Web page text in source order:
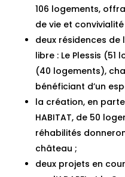
106 logements,
de vie et convivialité
deux résidences
libre : Le Plessis (51
(40 logements),
bénéficiant d’un
la création, en
HABITAT, de 50
réhabilités
château ;
deux projets en